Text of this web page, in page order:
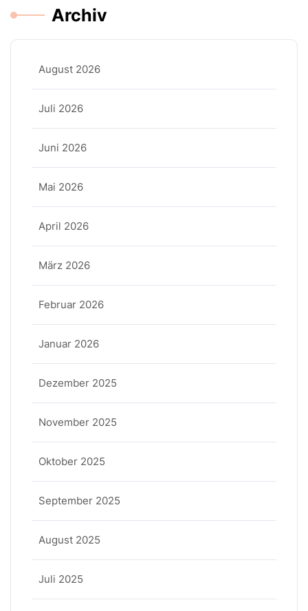
Archiv
August 2026
Juli 2026
Juni 2026
Mai 2026
April 2026
März 2026
Februar 2026
Januar 2026
Dezember 2025
November 2025
Oktober 2025
September 2025
August 2025
Juli 2025